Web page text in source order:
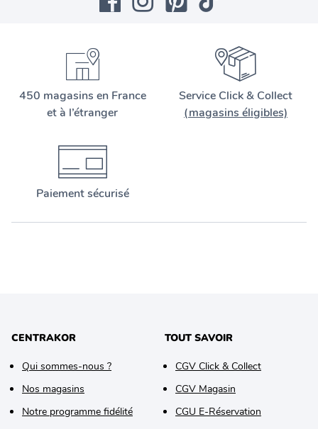
450 magasins en France
et à l’étranger
Service Click & Collect
(magasins éligibles)
Paiement sécurisé
CENTRAKOR
Qui sommes-nous ?
Nos magasins
Notre programme fidélité
TOUT SAVOIR
CGV Click & Collect
CGV Magasin
CGU E-Réservation